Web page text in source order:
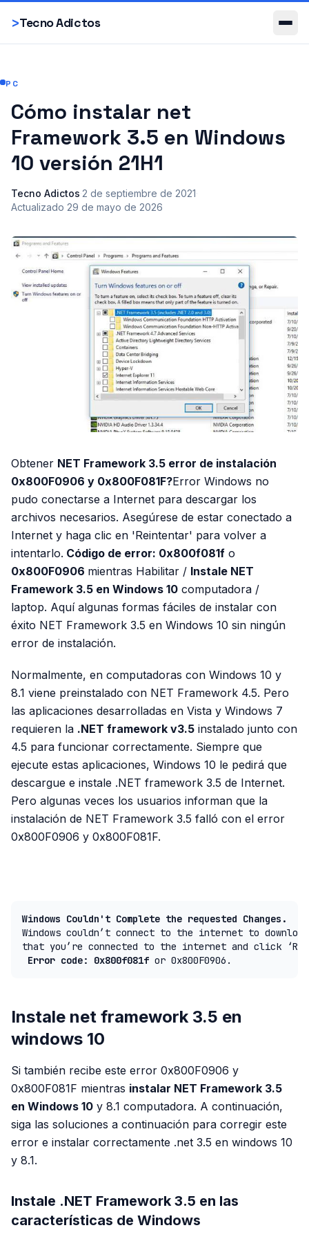
>Tecno Adictos
Smartphones
PC
Cómo instalar net
Framework 3.5 en Windows
10 versión 21H1
Tecno Adictos·2 de septiembre de 2021·
Actualizado 29 de mayo de 2026
Obtener NET Framework 3.5 error de instalación
0x800F0906 y 0x800F081F?Error Windows no
pudo conectarse a Internet para descargar los
archivos necesarios. Asegúrese de estar conectado a
Internet y haga clic en 'Reintentar' para volver a
intentarlo. Código de error: 0x800f081f o
0x800F0906 mientras Habilitar / Instale NET
Framework 3.5 en Windows 10 computadora /
laptop. Aquí algunas formas fáciles de instalar con
éxito NET Framework 3.5 en Windows 10 sin ningún
error de instalación.
Normalmente, en computadoras con Windows 10 y
8.1 viene preinstalado con NET Framework 4.5. Pero
las aplicaciones desarrolladas en Vista y Windows 7
requieren la .NET framework v3.5 instalado junto con
4.5 para funcionar correctamente. Siempre que
ejecute estas aplicaciones, Windows 10 le pedirá que
descargue e instale .NET framework 3.5 de Internet.
Pero algunas veces los usuarios informan que la
instalación de NET Framework 3.5 falló con el error
0x800F0906 y 0x800F081F.
Windows Couldn't Complete the requested Changes.
Windows couldn’t connect to the internet to
Error code: 0x800f081f or 0x800F0906.
Instale net framework 3.5 en
windows 10
Si también recibe este error 0x800F0906 y
0x800F081F mientras instalar NET Framework 3.5
en Windows 10 y 8.1 computadora. A continuación,
siga las soluciones a continuación para corregir este
error e instalar correctamente .net 3.5 en windows 10
y 8.1.
Instale .NET Framework 3.5 en las
características de Windows